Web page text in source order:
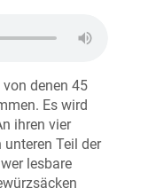
denen 45
Es wird
ihren vier
Teil der
lesbare